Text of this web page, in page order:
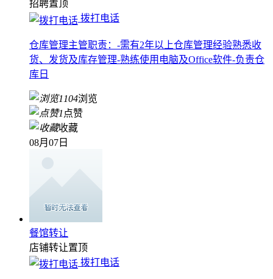
招聘置顶
拨打电话
仓库管理主管职责：-需有2年以上仓库管理经验熟悉收
货、发货及库存管理-熟练使用电脑及Office软件-负责仓
库日
1104浏览
1 点赞
收藏
08月07日
餐馆转让
店铺转让置顶
拨打电话